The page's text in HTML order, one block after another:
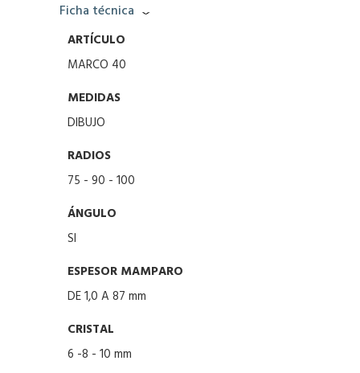
Ficha técnica
ARTÍCULO
MARCO 40
MEDIDAS
DIBUJO
RADIOS
75 - 90 - 100
ÁNGULO
SI
ESPESOR MAMPARO
DE 1,0 A 87 mm
CRISTAL
6 -8 - 10 mm